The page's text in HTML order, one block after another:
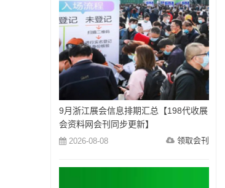
9月浙江展会信息排期汇总【198代收展
会资料网会刊同步更新】
2026-08-08 领取会刊